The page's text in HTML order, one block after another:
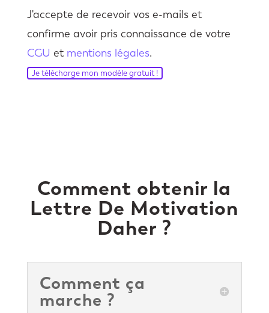
J'accepte de recevoir vos e-mails et
confirme avoir pris connaissance de votre
CGU et mentions légales.
Je télécharge mon modèle gratuit !
Comment obtenir la
Lettre De Motivation
Daher ?
Comment ça
marche ?